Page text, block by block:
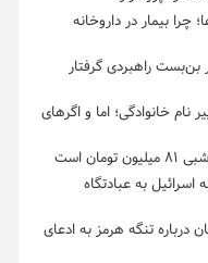
بیمار در داروخانه
بن‌بست راهبردی گرفتار
نام خانوادگی؛ اما و اگرهای
است
۲۴ از حمله اسرائیل به عبادتگاه
درباره تنگه هرمز به ادعای